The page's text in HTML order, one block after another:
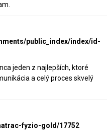
public_index/index/id-
jeden z najlepších, ktoré
a celý proces skvelý
fyzio-gold/17752